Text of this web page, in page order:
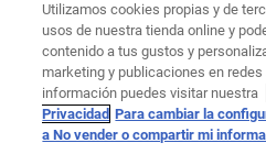
Utilizamos cookies propias y de
usos de nuestra tienda online y
contenido a tus gustos y
marketing y publicaciones en
información puedes visitar nuestra
Privacidad Para cambiar la
a No vender o compartir mi